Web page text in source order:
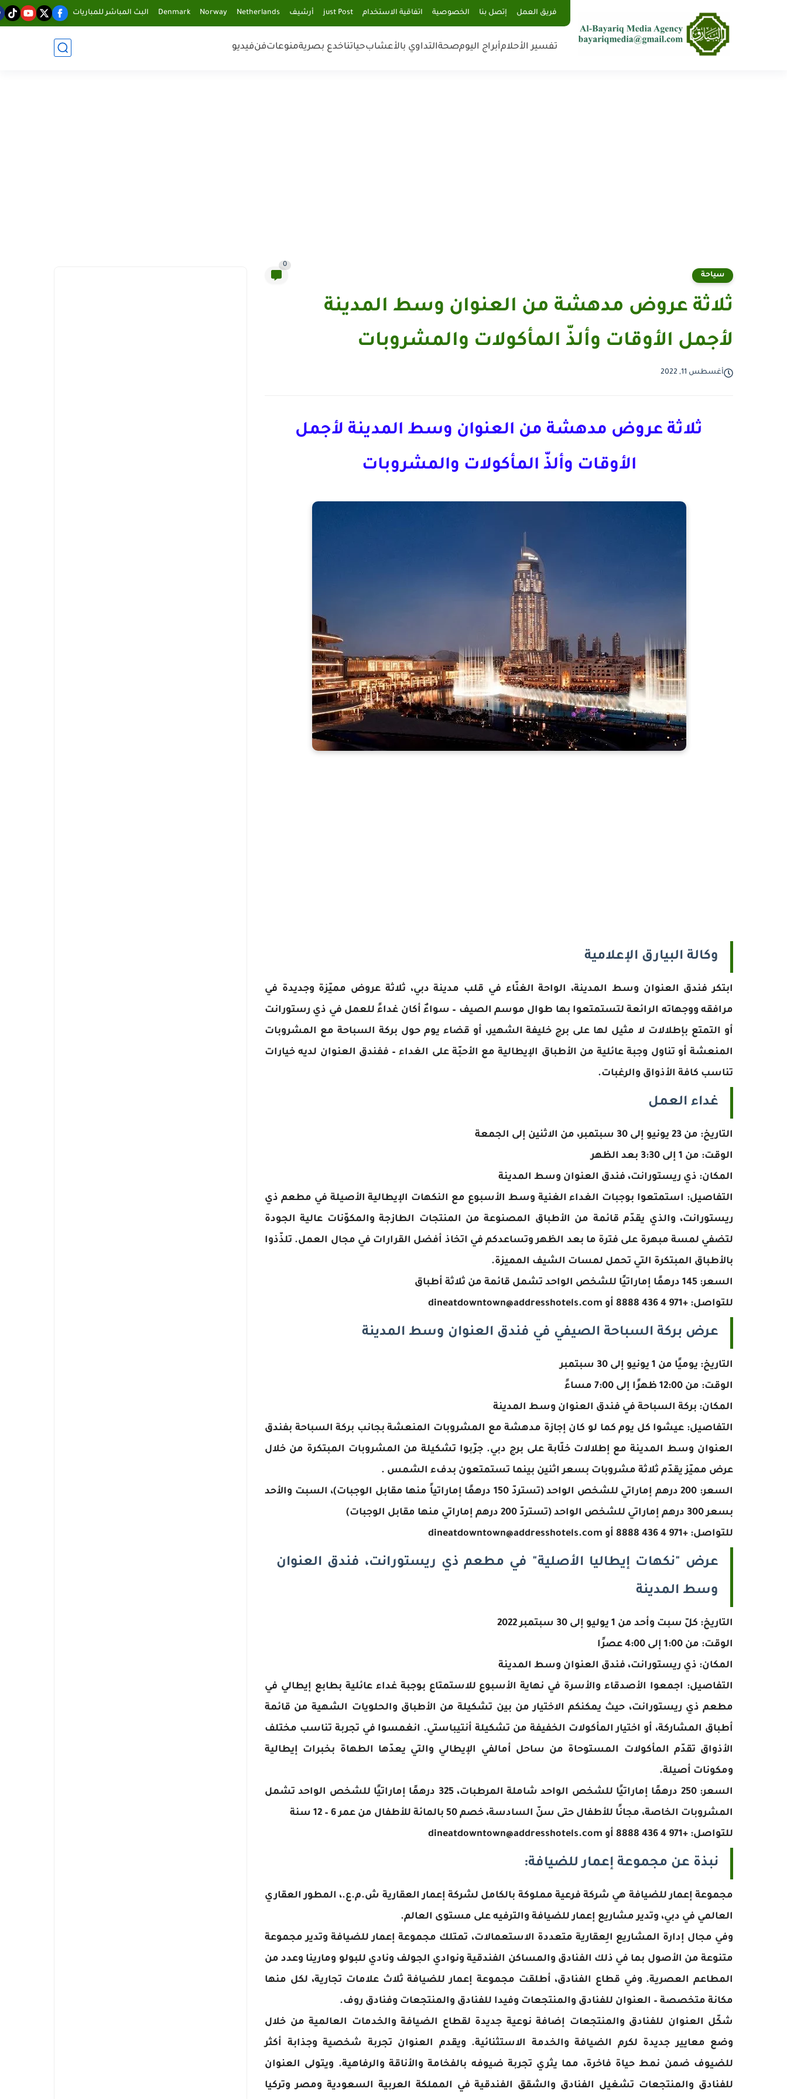
فريق العمل إتصل بنا الخصوصية اتفاقية الاستخدام just Post أرشيف Netherlands
Norway
Denmark البث المباشر للمباريات
تفسير الأحلامأبراج اليومصحةالتداوي بالأعشابحياتناخدع بصريةمنوعاتفنفيديو
سياحة
0
ثلاثة عروض مدهشة من العنوان وسط المدينة
لأجمل الأوقات وألذّ المأكولات والمشروبات
أغسطس 11, 2022
ثلاثة عروض مدهشة من العنوان وسط المدينة لأجمل
الأوقات وألذّ المأكولات والمشروبات
وكالة البيارق الإعلامية
ابتكر فندق العنوان وسط المدينة، الواحة الغنّاء في قلب مدينة دبي، ثلاثة عروض مميّزة وجديدة في
مرافقه ووجهاته الرائعة لتستمتعوا بها طوال موسم الصيف – سواءٌ أكان غداءً للعمل في ذي رستورانت
أو التمتع بإطلالات لا مثيل لها على برج خليفة الشهير، أو قضاء يوم حول بركة السباحة مع المشروبات
المنعشة أو تناول وجبة عائلية من الأطباق الإيطالية مع الأحبّة على الغداء – ففندق العنوان لديه خيارات
تناسب كافة الأذواق والرغبات.
غداء العمل
التاريخ: من 23 يونيو إلى 30 سبتمبر، من الاثنين إلى الجمعة
الوقت: من 1 إلى 3:30 بعد الظهر
المكان: ذي ريستورانت، فندق العنوان وسط المدينة
التفاصيل: استمتعوا بوجبات الغداء الغنية وسط الأسبوع مع النكهات الإيطالية الأصيلة في مطعم ذي
ريستورانت، والذي يقدّم قائمة من الأطباق المصنوعة من المنتجات الطازجة والمكوّنات عالية الجودة
لتضفي لمسة مبهرة على فترة ما بعد الظهر وتساعدكم في اتخاذ أفضل القرارات في مجال العمل. تلذّذوا
بالأطباق المبتكرة التي تحمل لمسات الشيف المميزة.
السعر: 145 درهمًا إماراتيًا للشخص الواحد تشمل قائمة من ثلاثة أطباق
للتواصل: +971 4 436 8888 أو dineatdowntown@addresshotels.com
عرض بركة السباحة الصيفي في فندق العنوان وسط المدينة
التاريخ: يوميًا من 1 يونيو إلى 30 سبتمبر
الوقت: من 12:00 ظهرًا إلى 7:00 مساءً
المكان: بركة السباحة في فندق العنوان وسط المدينة
التفاصيل: عيشوا كل يوم كما لو كان إجازة مدهشة مع المشروبات المنعشة بجانب بركة السباحة بفندق
العنوان وسط المدينة مع إطلالات خلّابة على برج دبي. جرّبوا تشكيلة من المشروبات المبتكرة من خلال
عرض مميّز يقدّم ثلاثة مشروبات بسعر اثنين بينما تستمتعون بدفء الشمس .
السعر: 200 درهم إماراتي للشخص الواحد (تستردّ 150 درهمًا إماراتياً منها مقابل الوجبات)، السبت والأحد
بسعر 300 درهم إماراتي للشخص الواحد (تستردّ 200 درهم إماراتي منها مقابل الوجبات)
للتواصل: +971 4 436 8888 أو dineatdowntown@addresshotels.com
عرض "نكهات إيطاليا الأصلية" في مطعم ذي ريستورانت، فندق العنوان
وسط المدينة
التاريخ: كلّ سبت وأحد من 1 يوليو إلى 30 سبتمبر 2022
الوقت: من 1:00 إلى 4:00 عصرًا
المكان: ذي ريستورانت، فندق العنوان وسط المدينة
التفاصيل: اجمعوا الأصدقاء والأسرة في نهاية الأسبوع للاستمتاع بوجبة غداء عائلية بطابع إيطالي في
مطعم ذي ريستورانت، حيث يمكنكم الاختيار من بين تشكيلة من الأطباق والحلويات الشهية من قائمة
أطباق المشاركة، أو اختيار المأكولات الخفيفة من تشكيلة أنتيباستي. انغمسوا في تجربة تناسب مختلف
الأذواق تقدّم المأكولات المستوحاة من ساحل أمالفي الإيطالي والتي يعدّها الطهاة بخبرات إيطالية
ومكونات أصيلة.
السعر: 250 درهمًا إماراتيًا للشخص الواحد شاملة المرطبات، 325 درهمًا إماراتيًا للشخص الواحد تشمل
المشروبات الخاصة، مجانًا للأطفال حتى سنّ السادسة، خصم 50 بالمائة للأطفال من عمر 6 – 12 سنة
للتواصل: +971 4 436 8888 أو dineatdowntown@addresshotels.com
نبذة عن مجموعة إعمار للضيافة:
مجموعة إعمار للضيافة هي شركة فرعية مملوكة بالكامل لشركة إعمار العقارية ش.م.ع.، المطور العقاري
العالمي في دبي، وتدير مشاريع إعمار للضيافة والترفيه على مستوى العالم.
وفي مجال إدارة المشاريع الِعقارية متعددة الاستعمالات، تمتلك مجموعة إعمار للضيافة وتدير مجموعة
متنوعة من الأصول بما في ذلك الفنادق والمساكن الفندقية ونوادي الجولف ونادي للبولو ومارينا وعدد من
المطاعم العصرية. وفي قطاع الفنادق، أطلقت مجموعة إعمار للضيافة ثلاث علامات تجارية، لكل منها
مكانة متخصصة – العنوان للفنادق والمنتجعات وفيدا للفنادق والمنتجعات وفنادق روف.
شكّل العنوان للفنادق والمنتجعات إضافة نوعية جديدة لقطاع الضيافة والخدمات العالمية من خلال
وضع معايير جديدة لكرم الضيافة والخدمة الاستثنائية. ويقدم العنوان تجربة شخصية وجذابة أكثر
للضيوف ضمن نمط حياة فاخرة، مما يثري تجربة ضيوفه بالفخامة والأناقة والرفاهية. ويتولى العنوان
للفنادق والمنتجعات تشغيل الفنادق والشقق الفندقية في المملكة العربية السعودية ومصر وتركيا